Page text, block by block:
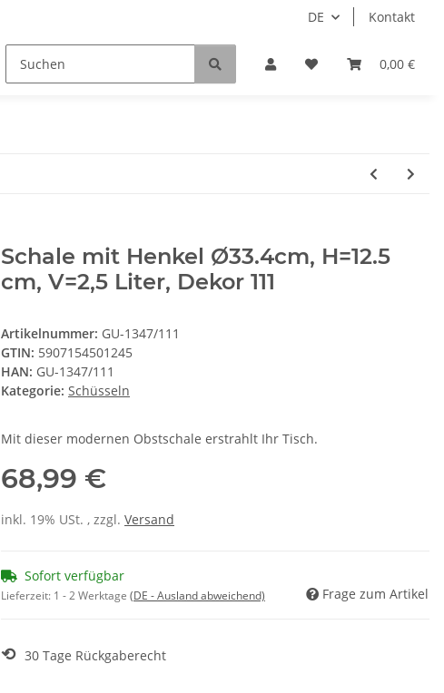
DE Kontakt
0,00 €
Schale mit Henkel Ø33.4cm, H=12.5
cm, V=2,5 Liter, Dekor 111
Artikelnummer: GU-1347/111
GTIN: 5907154501245
HAN: GU-1347/111
Kategorie: Schüsseln
Mit dieser modernen Obstschale erstrahlt Ihr Tisch.
68,99 €
inkl. 19% USt. , zzgl. Versand
Sofort verfügbar
Lieferzeit: 1 - 2 Werktage (DE - Ausland abweichend) Frage zum Artikel
⟲ 30 Tage Rückgaberecht